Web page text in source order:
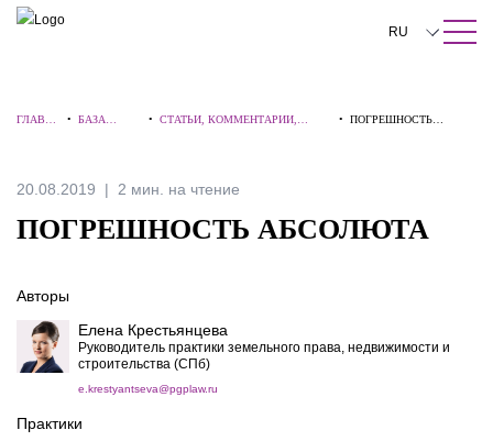
ПОИСК ПО САЙТУ Закрыть
RU
中文
ГЛАВНА
•БАЗА
•СТАТЬИ, КОММЕНТАРИИ,
• ПОГРЕШНОСТЬ
20.08.2019 2 мин. на чтение
ПОГРЕШНОСТЬ АБСОЛЮТА
Авторы
Елена Крестьянцева
Руководитель практики земельного права, недвижимости и
строительства (СПб)
e.krestyantseva@pgplaw.ru
Практики